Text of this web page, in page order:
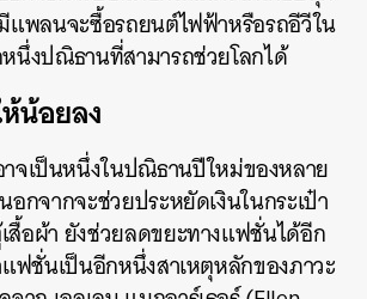
แพลนจะซื้อรถยนต์ไฟฟ้าหรือรถอีวีใน
นึ่งปณิธานที่สามารถช่วยโลกได้
น้อยลง
จเป็นหนึ่งในปณิธานปีใหม่ของหลาย
กจากจะช่วยประหยัดเงินในกระเป๋า
อผ้า ยังช่วยลดขยะทางแฟชั่นได้อีก
แฟชั่นเป็นอีกหนึ่งสาเหตุหลักของภาวะ